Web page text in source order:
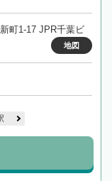
町1-17 JPR千葉ビ
地図